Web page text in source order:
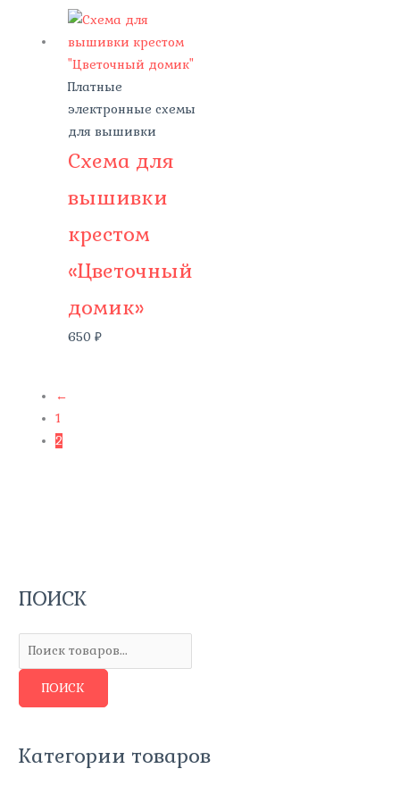
Платные
электронные схемы
для вышивки
Схема для
вышивки
крестом
«Цветочный
домик»
650 ₽
←
1
2
ПОИСК
П
с
в
ПОИСК
Категории товаров